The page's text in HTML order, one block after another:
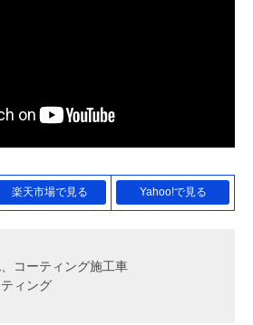
楽天市場で見る Yahoo!で見る
、コーティング施工車
ィング